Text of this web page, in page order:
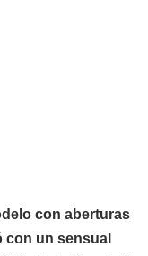
con aberturas
un sensual